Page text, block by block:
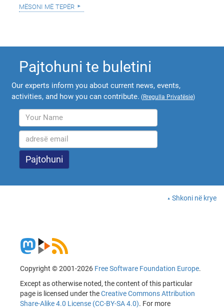
mësoni më tepër
Pajtohuni te buletini
Our experts inform you about current news, events,
activities, and how you can contribute. (Rregulla Privatësie)
Shkoni në krye
Copyright © 2001-2026 Free Software Foundation Europe.
Except as otherwise noted, the content of this particular
page is licensed under theCreative Commons Attribution
Share-Alike 4.0 License (CC-BY-SA 4.0). For more